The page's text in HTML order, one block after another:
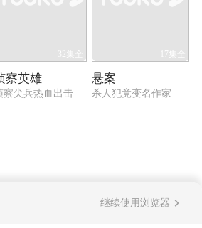
32集全
察英雄
察尖兵热血出击
17集全
悬案
杀人犯竟变名作家
继续使用浏览器